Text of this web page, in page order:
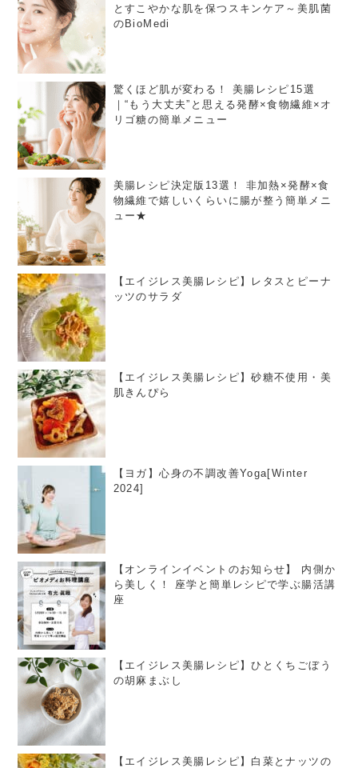
とすこやかな肌を保つスキンケア～美肌菌
のBioMedi
驚くほど肌が変わる！ 美腸レシピ15選
｜“もう大丈夫”と思える発酵×食物繊維×オ
リゴ糖の簡単メニュー
美腸レシピ決定版13選！ 非加熱×発酵×食
物繊維で嬉しいくらいに腸が整う簡単メニ
ュー★
【エイジレス美腸レシピ】レタスとピーナ
ッツのサラダ
【エイジレス美腸レシピ】砂糖不使用・美
肌きんぴら
【ヨガ】心身の不調改善Yoga[Winter
2024]
【オンラインイベントのお知らせ】 内側か
ら美しく！ 座学と簡単レシピで学ぶ腸活講
座
【エイジレス美腸レシピ】ひとくちごぼう
の胡麻まぶし
【エイジレス美腸レシピ】白菜とナッツの